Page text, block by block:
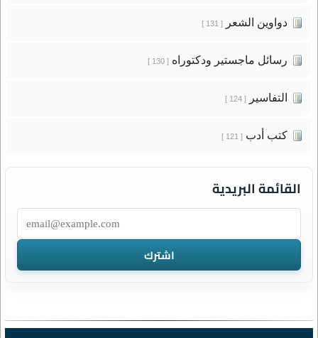
دواوين الشعر[ 131 ]
رسائل ماجستير ودكتوراه[ 130 ]
التفاسير[ 124 ]
كتب أدب[ 121 ]
القائمة البريدية